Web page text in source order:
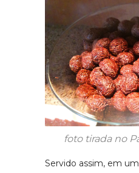
foto tirada no
Servido assim, em